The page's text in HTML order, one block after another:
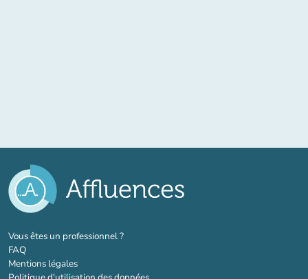
Vous êtes un professionnel ?(nouvel onglet)
FAQ
Mentions légales